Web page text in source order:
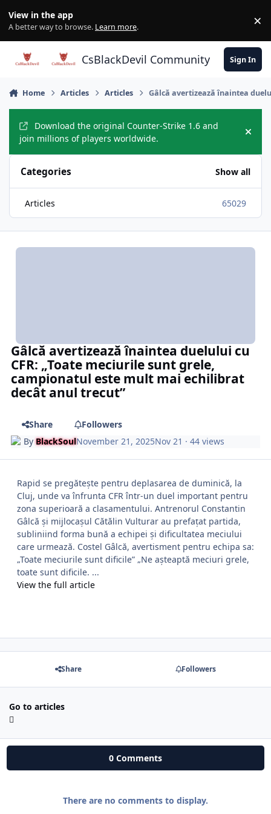
View in the app
A better way to browse. Learn more. ×
CsBlackDevil Community Sign In
Home Articles Articles Gâlcă avertizează înaintea
Download the original Counter-Strike 1.6 and
join millions of players worldwide.
Hide
Categories Show all
Articles 65029
Gâlcă avertizează înaintea duelului cu
CFR: „Toate meciurile sunt grele,
campionatul este mult mai echilibrat
decât anul trecut”
Share
Followers
ByBlackSoulNovember 21, 2025Nov 21 · 44 views
Rapid se pregătește pentru deplasarea de duminică, la
Cluj, unde va înfrunta CFR într-un duel important pentru
zona superioară a clasamentului. Antrenorul Constantin
Gâlcă și mijlocașul Cătălin Vulturar au prefațat partida,
subliniind forma bună a echipei și dificultatea meciului
care urmează. Costel Gâlcă, avertisment pentru echipa sa:
„Toate meciurile sunt dificile” „Ne așteaptă meciuri grele,
toate sunt dificile. ...
View the full article
Share Followers
Go to articles
0 Comments
There are no comments to display.